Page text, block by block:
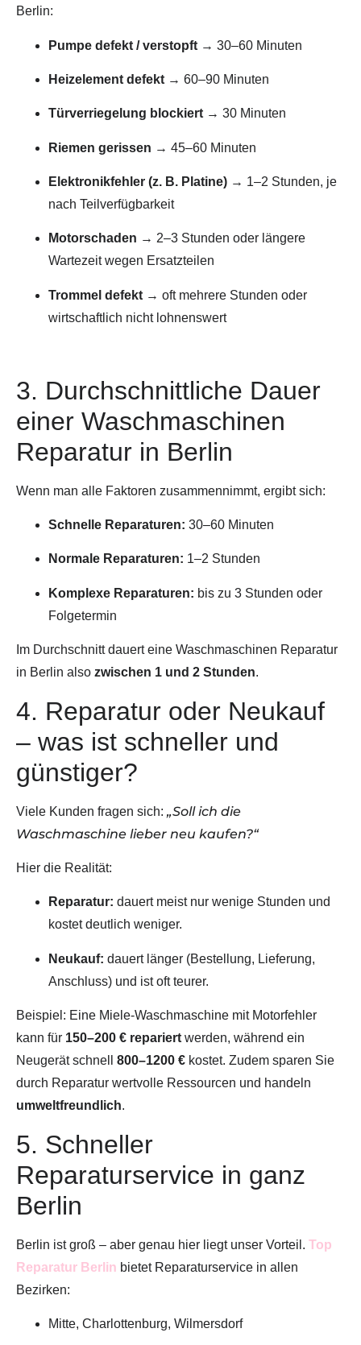
Berlin:
Pumpe defekt / verstopft → 30–60 Minuten
Heizelement defekt → 60–90 Minuten
Türverriegelung blockiert → 30 Minuten
Riemen gerissen → 45–60 Minuten
Elektronikfehler (z. B. Platine) → 1–2 Stunden, je
nach Teilverfügbarkeit
Motorschaden → 2–3 Stunden oder längere
Wartezeit wegen Ersatzteilen
Trommel defekt → oft mehrere Stunden oder
wirtschaftlich nicht lohnenswert
3. Durchschnittliche Dauer
einer Waschmaschinen
Reparatur in Berlin
Wenn man alle Faktoren zusammennimmt, ergibt sich:
Schnelle Reparaturen: 30–60 Minuten
Normale Reparaturen: 1–2 Stunden
Komplexe Reparaturen: bis zu 3 Stunden oder
Folgetermin
Im Durchschnitt dauert eine Waschmaschinen Reparatur
in Berlin also zwischen 1 und 2 Stunden.
4. Reparatur oder Neukauf
– was ist schneller und
günstiger?
Viele Kunden fragen sich: „Soll ich die
Waschmaschine lieber neu kaufen?“
Hier die Realität:
Reparatur: dauert meist nur wenige Stunden und
kostet deutlich weniger.
Neukauf: dauert länger (Bestellung, Lieferung,
Anschluss) und ist oft teurer.
Beispiel: Eine Miele-Waschmaschine mit Motorfehler
kann für 150–200 € repariert werden, während ein
Neugerät schnell 800–1200 € kostet. Zudem sparen Sie
durch Reparatur wertvolle Ressourcen und handeln
umweltfreundlich.
5. Schneller
Reparaturservice in ganz
Berlin
Berlin ist groß – aber genau hier liegt unser Vorteil. Top
Reparatur Berlin bietet Reparaturservice in allen
Bezirken:
Mitte, Charlottenburg, Wilmersdorf